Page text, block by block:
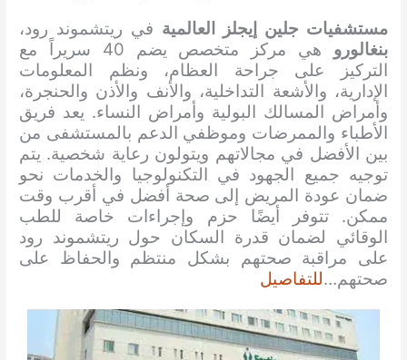
مستشفيات جلين إيجلز العالمية في ريتشموند رود،
بنغالورو
هي مركز متخصص يضم 40 سريراً مع
التركيز على جراحة العظام، ونظم المعلومات
الإدارية، والأشعة التداخلية، والأنف والأذن والحنجرة،
وأمراض المسالك البولية وأمراض النساء. يعد فريق
الأطباء والممرضات وموظفي الدعم بالمستشفى من
بين الأفضل في مجالاتهم ويتولون رعاية شخصية. يتم
توجيه جميع الجهود في التكنولوجيا والخدمات نحو
ضمان عودة المريض إلى صحة أفضل في أقرب وقت
ممكن. تتوفر أيضًا حزم وإجراءات خاصة للطب
الوقائي لضمان قدرة السكان حول ريتشموند رود
على مراقبة صحتهم بشكل منتظم والحفاظ على
صحتهم…للتفاصيل